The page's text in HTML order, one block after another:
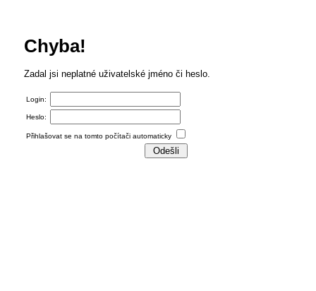
Chyba!
Zadal jsi neplatné uživatelské jméno či heslo.
Login:
Heslo:
Přihlašovat se na tomto počítači automaticky